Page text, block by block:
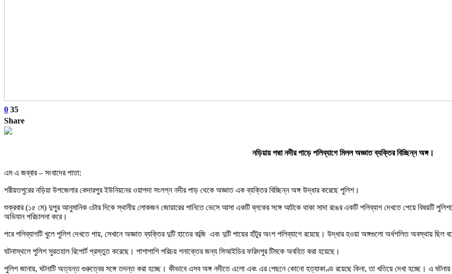
0 35
Share
নড়িয়ায় পদ্মা নদীর পাড়ে পলিব্যাগে মিলল অজ্ঞাত ব্যক্তির বিচ্ছিন্ন অঙ্গ।
এম এ জব্বার – সংবাদের পাতা:
শরীয়তপুরের নড়িয়া উপজেলার কেদারপুর ইউনিয়নের ওয়াপদা সংলগ্ন নদীর পাড় থেকে অজ্ঞাত এক ব্যক্তির বিচ্ছিন্ন অঙ্গ উদ্ধার করেছে পুলিশ।
শুক্রবার (১৫ মে) দুপুর আনুমানিক ৩টার দিকে স্থানীয় লোকজন জোয়ারের পানিতে ভেসে আসা একটি ব্লকের সঙ্গে আটকে থাকা সাদা রঙের একটি পলিব্যাগ দেখতে পেয়ে বিষয়টি
অভিযান পরিচালনা করে।
পরে পলিব্যাগটি খুলে পুলিশ দেখতে পায়, সেখানে অজ্ঞাত ব্যক্তির দুটি হাতের কব্জি এবং দুটি পায়ের হাঁটুর অংশ পলিব্যাগে রয়েছে। উদ্ধার হওয়া অঙ্গগুলো অর্ধগলিত অবস্থায় ছিল
ঘটনাস্থলে পুলিশ সুরতহাল রিপোর্ট প্রস্তুত করেছে। পাশাপাশি পরিচয় শনাক্তের জন্য সিআইডির ফরিদপুর টিমকে অবহিত করা হয়েছে।
পুলিশ জানায়, ঘটনাটি অত্যন্ত গুরুত্বের সঙ্গে তদন্ত করা হচ্ছে। কীভাবে এসব অঙ্গ নদীতে এলো এবং এর পেছনে কোনো হত্যাকাণ্ড রয়েছে কিনা, তা খতিয়ে দেখা হচ্ছে। এ